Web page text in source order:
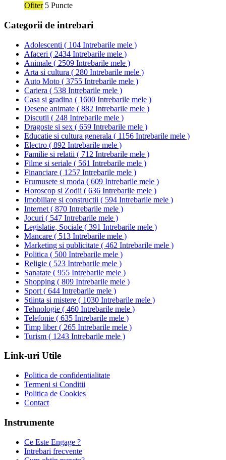
Ofiter 5 Puncte
Categorii de intrebari
Adolescenti ( 104 Intrebarile mele )
Afaceri ( 2434 Intrebarile mele )
Animale ( 2509 Intrebarile mele )
Arta si cultura ( 280 Intrebarile mele )
Auto Moto ( 3755 Intrebarile mele )
Cariera ( 538 Intrebarile mele )
Casa si gradina ( 1600 Intrebarile mele )
Desene animate ( 882 Intrebarile mele )
Discutii ( 248 Intrebarile mele )
Dragoste si sex ( 659 Intrebarile mele )
Educatie si cultura generala ( 1156 Intrebarile mele )
Electro ( 892 Intrebarile mele )
Familie si relatii ( 712 Intrebarile mele )
Filme si seriale ( 561 Intrebarile mele )
Financiare ( 1257 Intrebarile mele )
Frumusete si moda ( 609 Intrebarile mele )
Horoscop si Zodii ( 636 Intrebarile mele )
Imobiliare si constructii ( 594 Intrebarile mele )
Internet ( 870 Intrebarile mele )
Jocuri ( 547 Intrebarile mele )
Legislatie, Sociale ( 391 Intrebarile mele )
Mancare ( 513 Intrebarile mele )
Marketing si publicitate ( 462 Intrebarile mele )
Politica ( 500 Intrebarile mele )
Religie ( 523 Intrebarile mele )
Sanatate ( 955 Intrebarile mele )
Shopping ( 809 Intrebarile mele )
Sport ( 644 Intrebarile mele )
Stiinta si mistere ( 1030 Intrebarile mele )
Tehnologie ( 460 Intrebarile mele )
Telefonie ( 635 Intrebarile mele )
Timp liber( 265 Intrebarile mele )
Turism ( 1243 Intrebarile mele )
Link-uri Utile
Politica de confidentialitate
Termeni si Conditii
Politica de Cookies
Contact
Instrumente
Ce Este Engage ?
Intrebari frecvente